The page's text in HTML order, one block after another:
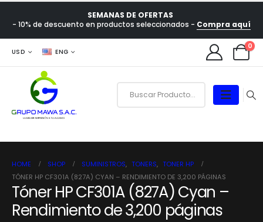
SEMANAS DE OFERTAS
- 10% de descuento en productos seleccionados - Compra aquí
USD ENG
0
HOME SHOP SUMINISTROS, TONERS, TONER HP
TÓNER HP CF301A (827A) CYAN – RENDIMIENTO DE 3,200 PÁGINAS
Tóner HP CF301A (827A) Cyan –
Rendimiento de 3,200 páginas